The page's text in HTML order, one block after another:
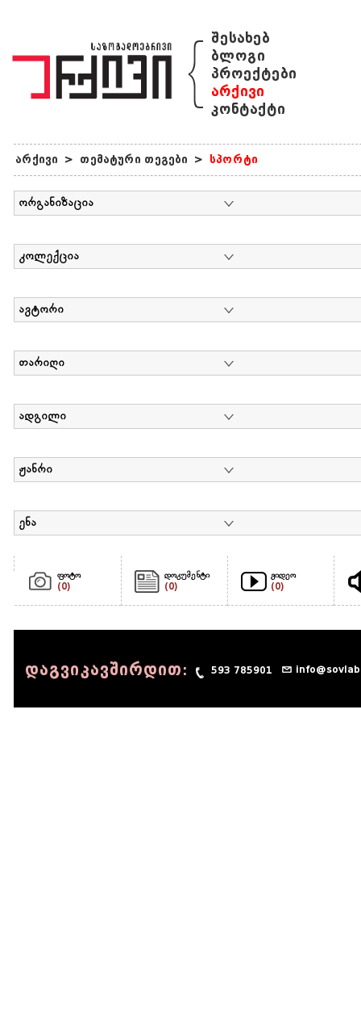
{ შესახებ
ბლოგი
პროექტები
არქივი
კონტაქტი
არქივი > თემატური თეგები > სპორტი
ორგანიზაცია
კოლექცია
ავტორი
თარიღი
ადგილი
ჟანრი
ენა
ფოტო
(0)
დოკუმენტი
(0)
ვიდეო
(0)
დაგვიკავშირდით: 593 785901